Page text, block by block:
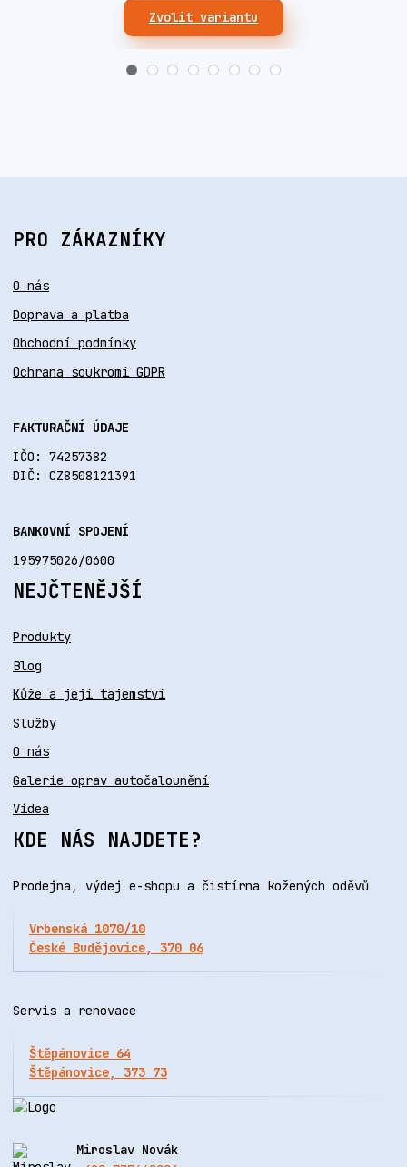
Zvolit variantu
PRO ZÁKAZNÍKY
O nás
Doprava a platba
Obchodní podmínky
Ochrana soukromí GDPR
FAKTURAČNÍ ÚDAJE
IČO: 74257382
DIČ: CZ8508121391
BANKOVNÍ SPOJENÍ
195975026/0600
NEJČTENĚJŠÍ
Produkty
Blog
Kůže a její tajemství
Služby
O nás
Galerie oprav autočalounění
Videa
KDE NÁS NAJDETE?
Prodejna, výdej e-shopu a čistírna kožených oděvů
Vrbenská 1070/10
České Budějovice, 370 06
Servis a renovace
Štěpánovice 64
Štěpánovice, 373 73
Miroslav Novák